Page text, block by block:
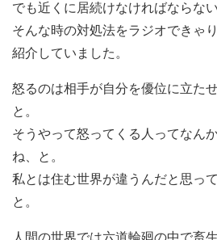
でも近くに居続けなければならな
そんな時の対処法をラジオできゃ
紹介していました。
怒るのは相手が自分を優位に立た
と。
そうやって怒ってくる人ってなん
ね、と。
私とは住む世界が違うんだと思っ
と。